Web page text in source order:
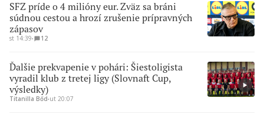
SFZ príde o 4 milióny eur. Zväz sa bráni
súdnou cestou a hrozí zrušenie prípravných
zápasov
st 14:39∙ 12
Ďalšie prekvapenie v pohári: Šiestoligista
vyradil klub z tretej ligy (Slovnaft Cup,
výsledky)
Titanilla Bőd∙ut 20:07